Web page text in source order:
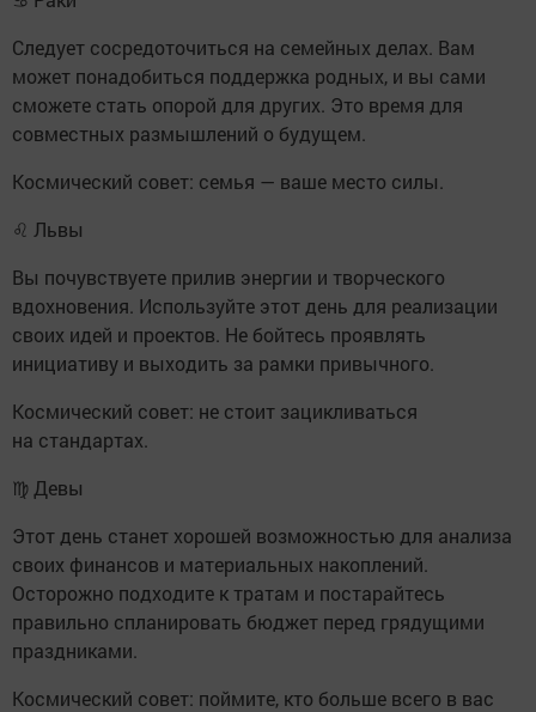
Следует сосредоточиться на семейных делах. Вам
может понадобиться поддержка родных, и вы сами
сможете стать опорой для других. Это время для
совместных размышлений о будущем.
Космический совет: семья — ваше место силы.
♌ Львы
Вы почувствуете прилив энергии и творческого
вдохновения. Используйте этот день для реализации
своих идей и проектов. Не бойтесь проявлять
инициативу и выходить за рамки привычного.
Космический совет: не стоит зацикливаться
на стандартах.
♍ Девы
Этот день станет хорошей возможностью для анализа
своих финансов и материальных накоплений.
Осторожно подходите к тратам и постарайтесь
правильно спланировать бюджет перед грядущими
праздниками.
Космический совет: поймите, кто больше всего в вас